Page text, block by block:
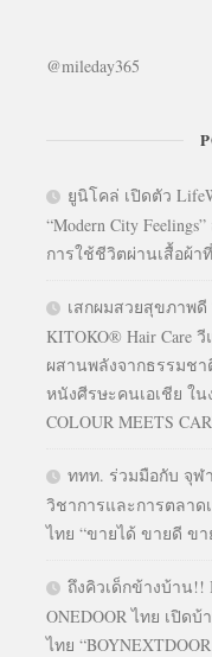
@mileday365
ยูนิโคล่ เปิดตัว
“Modern City
การใช้ชีวิตผ่านเสื้อผ้า
เสกผมสวยสุขภาพดี
KITOKO® Hair Care
ผสานพลังจากธรรมชา
หนังศีรษะคนเอเชีย ใน
COLOUR MEETS
ททท. ร่วมมือกับ จุฬ
วิชาการและการตลาด
ไทย “ขายได้ ขายดี ข
ถึงคิวเด็กข้างบ้าน!!
ONEDOOR ไทย เปิด
ไทย